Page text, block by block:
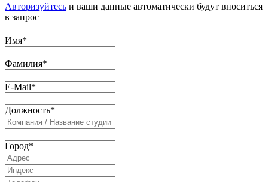
Авторизуйтесь и ваши данные автоматически будут вноситься
в запрос
Имя*
Фамилия*
E-Mail*
Должность*
Город*